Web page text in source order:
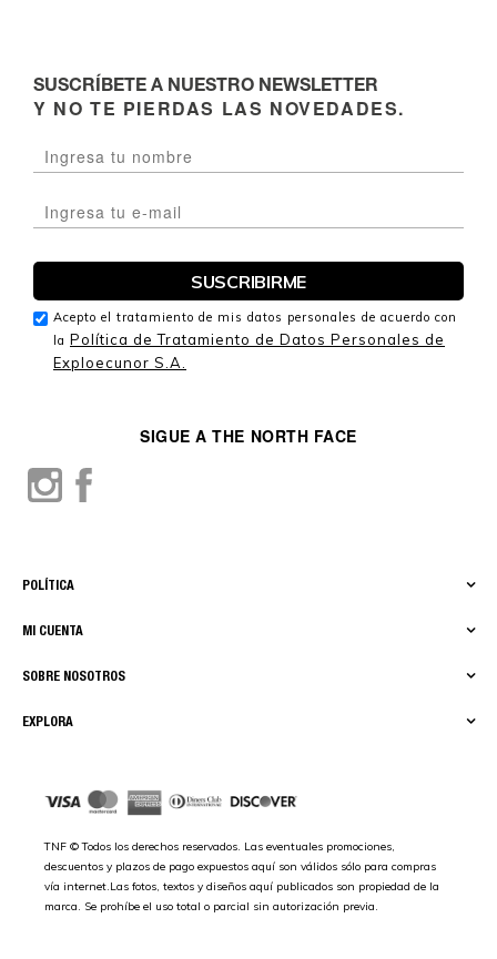
EXPLORA
SOBRE NOSOTROS
MI CUENTA
POLÍTICA
SIGUE A THE NORTH FACE
TNF © Todos los derechos reservados. Las eventuales promociones,
descuentos y plazos de pago expuestos aquí son válidos sólo para compras
vía internet.Las fotos, textos y diseños aquí publicados son propiedad de la
marca. Se prohíbe el uso total o parcial sin autorización previa.
SUSCRÍBETE A NUESTRO NEWSLETTER
Y NO TE PIERDAS LAS NOVEDADES.
Acepto el tratamiento de mis datos personales de acuerdo con
la Política de Tratamiento de Datos Personales de
Exploecunor S.A.